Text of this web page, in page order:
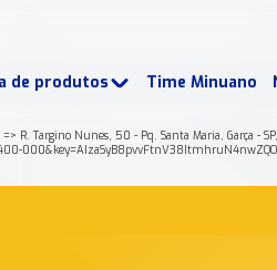
de produtos Time Minuano
R. Targino Nunes, 50 - Pq. Santa Maria,